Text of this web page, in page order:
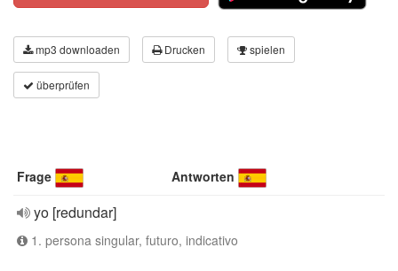
mp3 downloaden Drucken spielen
überprüfen
Frage Antworten
yo [redundar]
1. persona singular, futuro, indicativo